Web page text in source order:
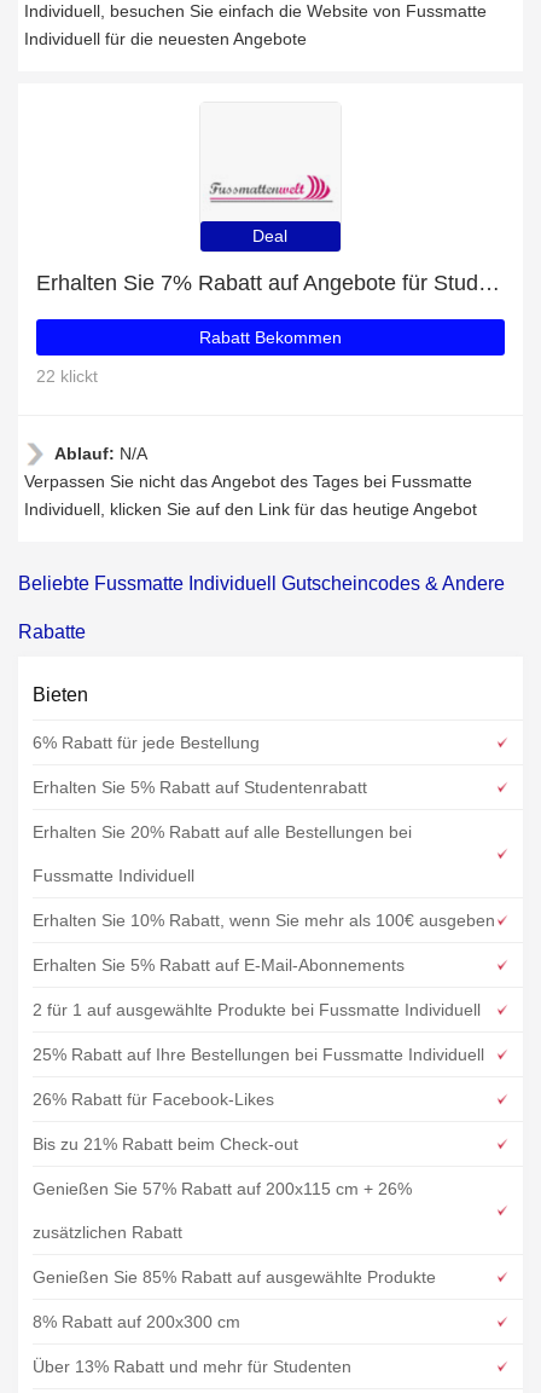
Individuell, besuchen Sie einfach die Website von Fussmatte
Individuell für die neuesten Angebote
Deal
Erhalten Sie 7% Rabatt auf Angebote für Studenten
Rabatt Bekommen
22 klickt
Ablauf: N/A
Verpassen Sie nicht das Angebot des Tages bei Fussmatte
Individuell, klicken Sie auf den Link für das heutige Angebot
Beliebte Fussmatte Individuell Gutscheincodes & Andere
Rabatte
Bieten
6% Rabatt für jede Bestellung
Erhalten Sie 5% Rabatt auf Studentenrabatt
Erhalten Sie 20% Rabatt auf alle Bestellungen bei
Fussmatte Individuell
Erhalten Sie 10% Rabatt, wenn Sie mehr als 100€ ausgeben
Erhalten Sie 5% Rabatt auf E-Mail-Abonnements
2 für 1 auf ausgewählte Produkte bei Fussmatte Individuell
25% Rabatt auf Ihre Bestellungen bei Fussmatte Individuell
26% Rabatt für Facebook-Likes
Bis zu 21% Rabatt beim Check-out
Genießen Sie 57% Rabatt auf 200x115 cm + 26%
zusätzlichen Rabatt
Genießen Sie 85% Rabatt auf ausgewählte Produkte
8% Rabatt auf 200x300 cm
Über 13% Rabatt und mehr für Studenten